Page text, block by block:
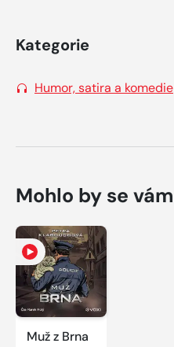
Kategorie
Humor, satira a komedie
Mohlo by se
Muž z Brna